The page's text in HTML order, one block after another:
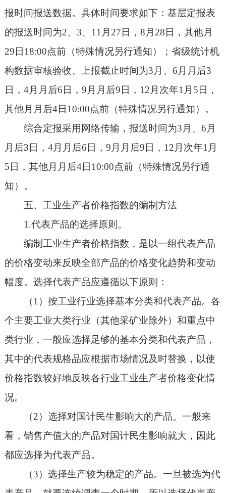
报时间报送数据。具体时间要求如下：基层定报表
的报送时间为2、3、11月27日，8月28日，其他月
29日18:00点前（特殊情况另行通知）；省级统计机
构数据审核验收、上报截止时间为3月、6月月后3
日，4月月后6日，9月月后9日，12月次年1月5日，
其他月月后4日10:00点前（特殊情况另行通知）。
综合定报采用网络传输，报送时间为3月、6月
月后3日，4月月后6日，9月月后9日，12月次年1月
5日，其他月月后4日10:00点前（特殊情况另行通
知）。
五、工业生产者价格指数的编制方法
1.代表产品的选择原则。
编制工业生产者价格指数，是以一组代表产品
的价格变动来反映全部产品的价格变化趋势和变动
幅度。选择代表产品应遵循以下原则：
（1）按工业行业选择基本分类和代表产品。各
个主要工业大类行业（其他采矿业除外）和重点中
类行业，一般应选择足够的基本分类和代表产品，
其中的代表规格品应根据市场情况及时替换，以使
价格指数较好地反映各行业工业生产者价格变化情
况。
（2）选择对国计民生影响大的产品。一般来
看，销售产值大的产品对国计民生影响就大，因此
都应选择为代表产品。
（3）选择生产较为稳定的产品。一旦被选为代